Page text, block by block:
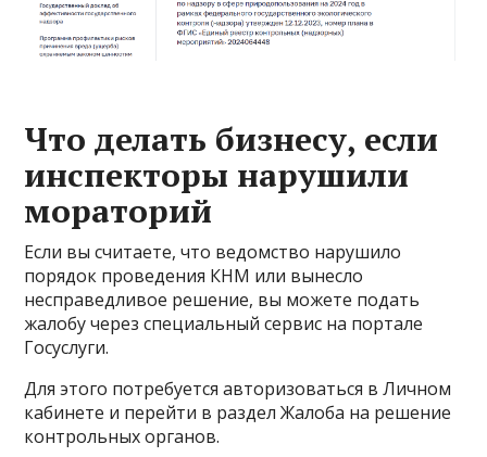
Что делать бизнесу, если
инспекторы нарушили
мораторий
Если вы считаете, что ведомство нарушило
порядок проведения КНМ или вынесло
несправедливое решение, вы можете подать
жалобу через специальный сервис на портале
Госуслуги.
Для этого потребуется авторизоваться в Личном
кабинете и перейти в раздел Жалоба на решение
контрольных органов.